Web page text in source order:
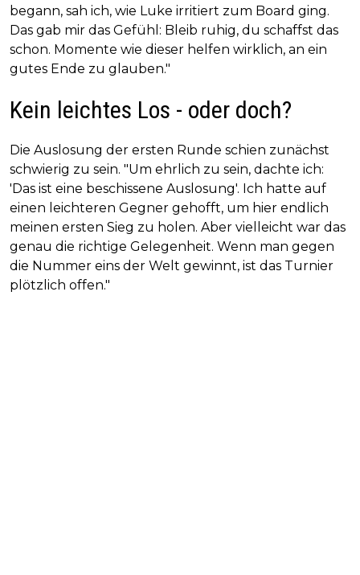
begann, sah ich, wie Luke irritiert zum Board ging.
Das gab mir das Gefühl: Bleib ruhig, du schaffst das
schon. Momente wie dieser helfen wirklich, an ein
gutes Ende zu glauben."
Kein leichtes Los - oder doch?
Die Auslosung der ersten Runde schien zunächst
schwierig zu sein. "Um ehrlich zu sein, dachte ich:
'Das ist eine beschissene Auslosung'. Ich hatte auf
einen leichteren Gegner gehofft, um hier endlich
meinen ersten Sieg zu holen. Aber vielleicht war das
genau die richtige Gelegenheit. Wenn man gegen
die Nummer eins der Welt gewinnt, ist das Turnier
plötzlich offen."